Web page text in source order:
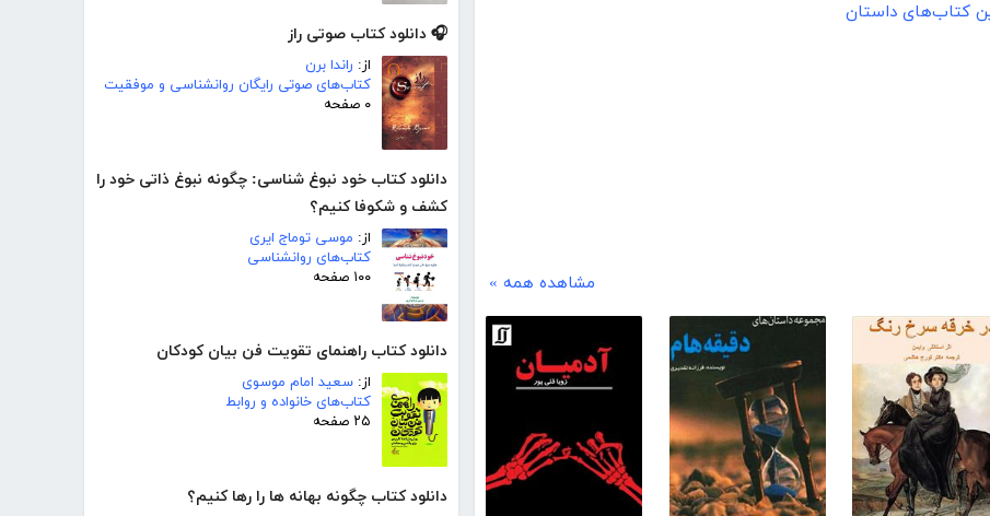
🎧 دانلود کتاب صوتی راز
از: راندا برن
کتاب‌های صوتی رایگان روانشناسی و موفقیت
۰ صفحه
دانلود کتاب خود نبوغ شناسی: چگونه نبوغ ذاتی خود را
کشف و شکوفا کنیم؟
از: موسی توماج ایری
کتاب‌های روانشناسی
۱۰۰ صفحه
دانلود کتاب راهنمای تقویت فن بیان کودکان
از: سعید امام موسوی
کتاب‌های خانواده و روابط
۲۵ صفحه
دانلود کتاب چگونه بهانه ها را رها کنیم؟
کتاب‌های داستان
مشاهده همه »